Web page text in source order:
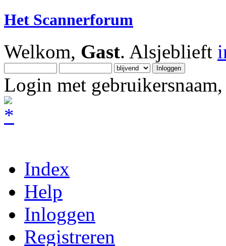
Het Scannerforum
Welkom, Gast. Alsjeblieft
Login met
Index
Help
Inloggen
Registreren